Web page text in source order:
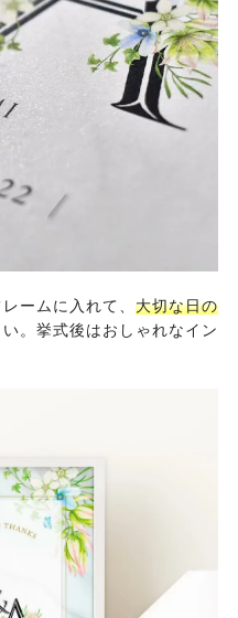
ームに入れて、 大切な日の
。挙式後はおしゃれなイン